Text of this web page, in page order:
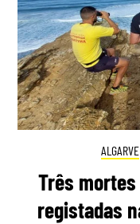
ALGARVE
Três
registadas